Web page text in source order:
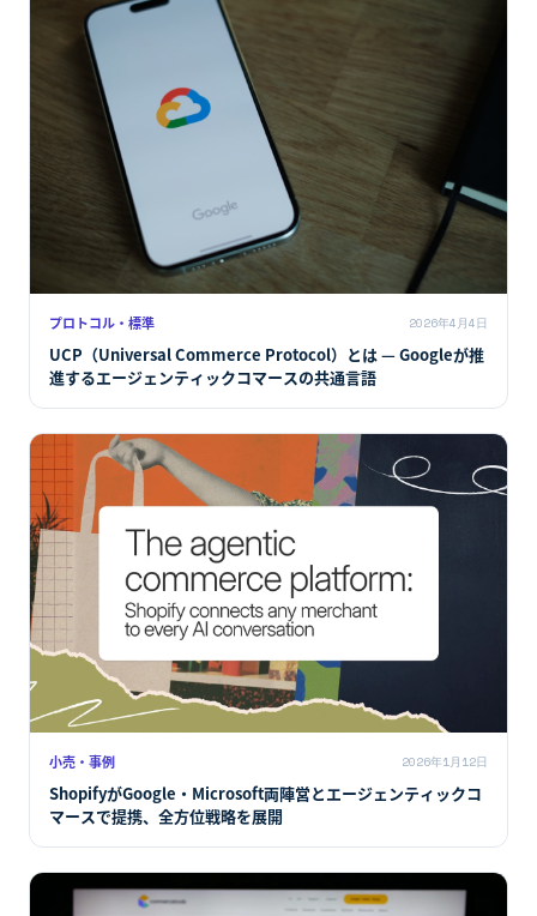
プロトコル・標準 2026年4月4日
UCP（Universal Commerce Protocol）とは — Googleが推
進するエージェンティックコマースの共通言語
小売・事例 2026年1月12日
ShopifyがGoogle・Microsoft両陣営とエージェンティックコ
マースで提携、全方位戦略を展開